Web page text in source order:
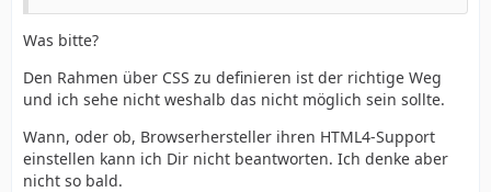
Was bitte?
Den Rahmen über CSS zu definieren ist der richtige Weg
und ich sehe nicht weshalb das nicht möglich sein sollte.
Wann, oder ob, Browserhersteller ihren HTML4-Support
einstellen kann ich Dir nicht beantworten. Ich denke aber
nicht so bald.